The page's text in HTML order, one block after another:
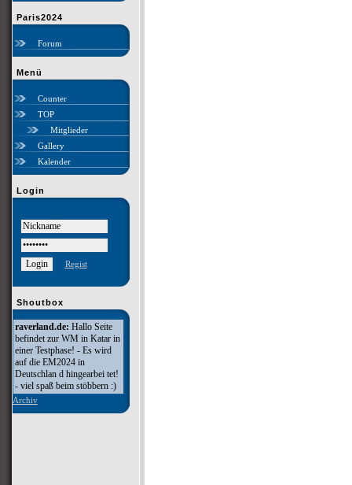
Paris2024
Forum
Menü
Counter
TOP
Mitglieder
Gallery
Kalender
Login
Regist
Shoutbox
raverland.de: Hallo Seite
befindet zur WM in Katar in
einer Testphase! - Es wird
auf die EM2024 in
Deutschlan d hingearbei tet!
- viel spaß beim stöbbern :)
Archiv